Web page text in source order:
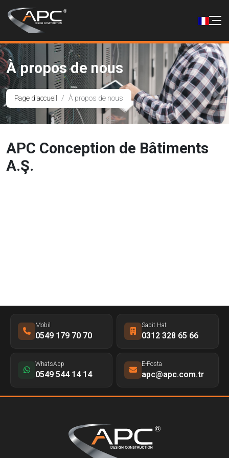
À propos de nous
Page d'accueil À propos de nous
APC Conception de Bâtiments
A.Ş.
Mobil
0549 179 70 70
Sabit Hat
0312 328 65 66
WhatsApp
0549 544 14 14
E-Posta
apc@apc.com.tr